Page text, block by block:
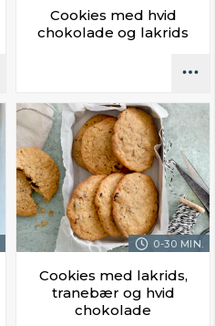
Cookies med hvid
chokolade og lakrids
0-30 MIN.
Cookies med lakrids,
tranebær og hvid
chokolade